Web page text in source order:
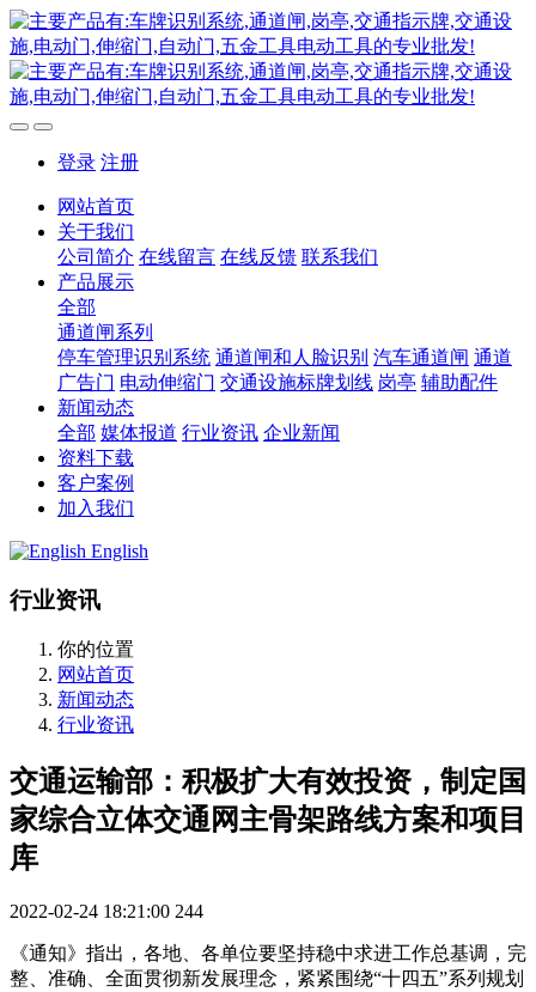
登录 注册
网站首页
关于我们
公司简介 在线留言 在线反馈 联系我们
产品展示
全部
通道闸系列
停车管理识别系统 通道闸和人脸识别 汽车通道闸 通道
广告门 电动伸缩门 交通设施标牌划线 岗亭 辅助配件
新闻动态
全部 媒体报道 行业资讯 企业新闻
资料下载
客户案例
加入我们
English
行业资讯
你的位置
网站首页
新闻动态
行业资讯
交通运输部：积极扩大有效投资，制定国
家综合立体交通网主骨架路线方案和项目
库
2022-02-24 18:21:00 244
《通知》指出，各地、各单位要坚持稳中求进工作总基调，完
整、准确、全面贯彻新发展理念，紧紧围绕“十四五”系列规划